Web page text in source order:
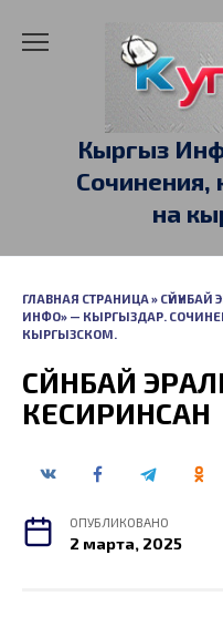
Кыргыз
Сочинения,
на
ГЛАВНАЯ СТРАНИЦА»
ИНФО» — КЫРГЫЗДАР.
КЫРГЫЗСКОМ.
СҮЙҮНБАЙ
КЕСИРИНСАН
ОПУБЛИКОВАНО
2 марта, 2025